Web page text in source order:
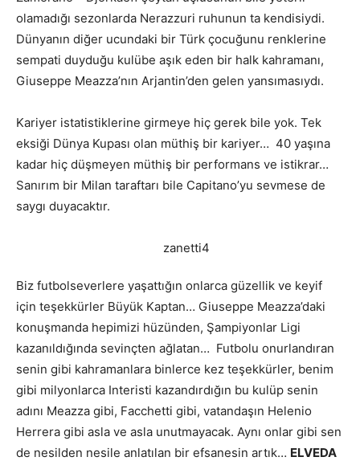
olamadığı sezonlarda Nerazzuri ruhunun ta kendisiydi.
Dünyanın diğer ucundaki bir Türk çocuğunu renklerine
sempati duyduğu kulübe aşık eden bir halk kahramanı,
Giuseppe Meazza’nın Arjantin’den gelen yansımasıydı.
Kariyer istatistiklerine girmeye hiç gerek bile yok. Tek
eksiği Dünya Kupası olan müthiş bir kariyer… 40 yaşına
kadar hiç düşmeyen müthiş bir performans ve istikrar…
Sanırım bir Milan taraftarı bile Capitano’yu sevmese de
saygı duyacaktır.
Biz futbolseverlere yaşattığın onlarca güzellik ve keyif
için teşekkürler Büyük Kaptan… Giuseppe Meazza’daki
konuşmanda hepimizi hüzünden, Şampiyonlar Ligi
kazanıldığında sevinçten ağlatan… Futbolu onurlandıran
senin gibi kahramanlara binlerce kez teşekkürler, benim
gibi milyonlarca Interisti kazandırdığın bu kulüp senin
adını Meazza gibi, Facchetti gibi, vatandaşın Helenio
Herrera gibi asla ve asla unutmayacak. Aynı onlar gibi sen
de nesilden nesile anlatılan bir efsanesin artık… ELVEDA